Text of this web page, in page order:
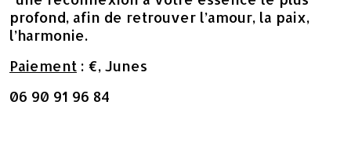
profond, afin de retrouver l’amour, la paix,
l’harmonie.
Paiement : €, Junes
06 90 91 96 84